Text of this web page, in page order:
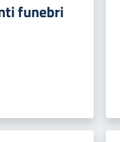
funebri